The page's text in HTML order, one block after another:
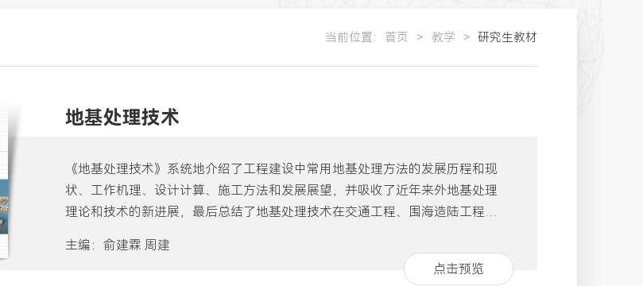
当前位置： 首页 教学 研究生教材
地基处理技术
《地基处理技术》系统地介绍了工程建设中常用地基处理方法的发展历程和现
状、工作机理、设计计算、施工方法和发展展望，并吸收了近年来外地基处理
理论和技术的新进展，最后总结了地基处理技术在交通工程、围海造陆工程和
结法、水泥土搅拌法、高压喷射注浆法、灌浆法、强夯法与强夯置换、碎
（砂）石桩法、土工合成材料、微生物固化法、特殊土地基处理、既有建筑物
主编：俞建霖 周建
点击预览